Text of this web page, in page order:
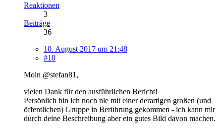
Reaktionen
3
Beiträge
36
10. August 2017 um 21:48
#10
Moin @stefan81,
vielen Dank für den ausführlichen Bericht!
Persönlich bin ich noch nie mit einer derartigen großen (und
öffentlichen) Gruppe in Berührung gekommen - ich kann mir
durch deine Beschreibung aber ein gutes Bild davon machen.